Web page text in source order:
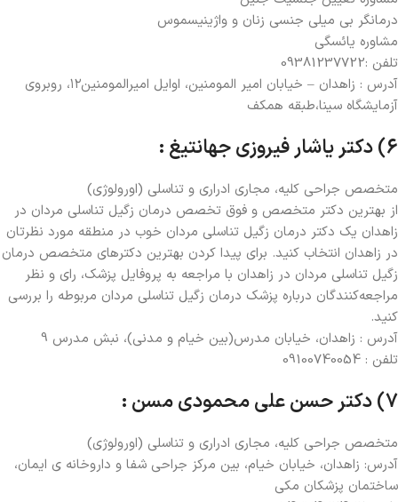
درمانگر بی میلی جنسی زنان و واژینیسموس
مشاوره یائسگی
تلفن :09381237722
آدرس : زاهدان – خیابان امیر المومنین، اوایل امیرالمومنین۱۲، روبروی
آزمایشگاه سینا،طبقه همکف
6) دکتر یاشار فیروزی جهانتیغ :
متخصص جراحی کلیه، مجاری ادراری و تناسلی (اورولوژی)
از بهترین دکتر متخصص و فوق تخصص درمان زگیل تناسلی مردان در
زاهدان یک دکتر درمان زگیل تناسلی مردان خوب در منطقه مورد نظرتان
در زاهدان انتخاب کنید. برای پیدا کردن بهترین دکترهای متخصص درمان
زگیل تناسلی مردان در زاهدان با مراجعه به پروفایل پزشک، رای و نظر
مراجعه‌کنندگان درباره پزشک درمان زگیل تناسلی مردان مربوطه را بررسی
کنید.
آدرس : زاهدان، خیابان مدرس(بین خیام و مدنی)، نبش مدرس 9
تلفن : 09100740054
7) دکتر حسن علی محمودی مسن :
متخصص جراحی کلیه، مجاری ادراری و تناسلی (اورولوژی)
آدرس: زاهدان، خیابان خیام، بین مرکز جراحی شفا و داروخانه ی ایمان،
ساختمان پزشکان مکی